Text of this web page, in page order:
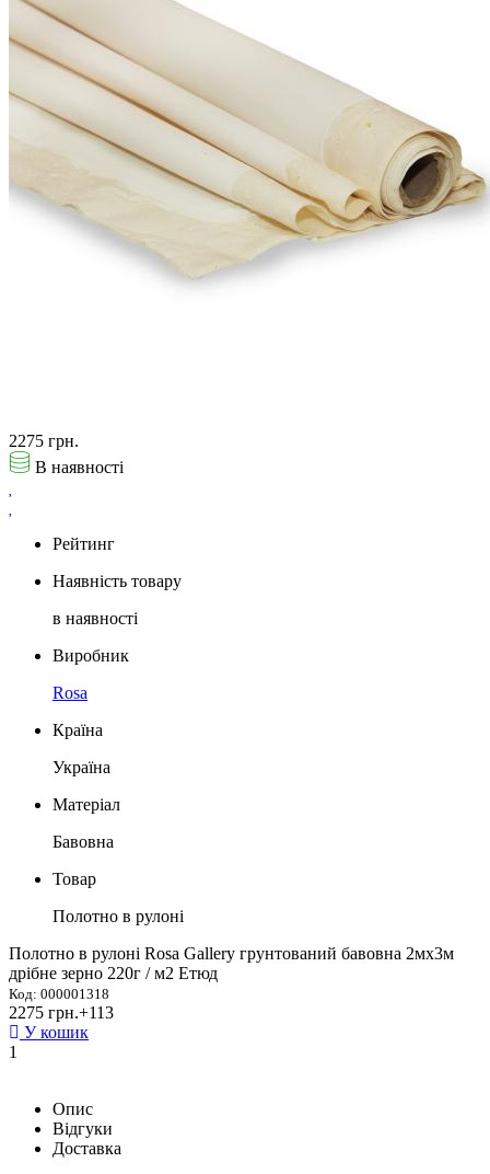
2275 грн.
В наявності
Рейтинг
Наявність товару
в наявності
Виробник
Rosa
Країна
Україна
Матеріал
Бавовна
Товар
Полотно в рулоні
Полотно в рулоні Rosa Gallery грунтований бавовна 2мх3м
дрібне зерно 220г / м2 Етюд
Код: 000001318
2275 грн.+113
У кошик
1
Опис
Відгуки
Доставка